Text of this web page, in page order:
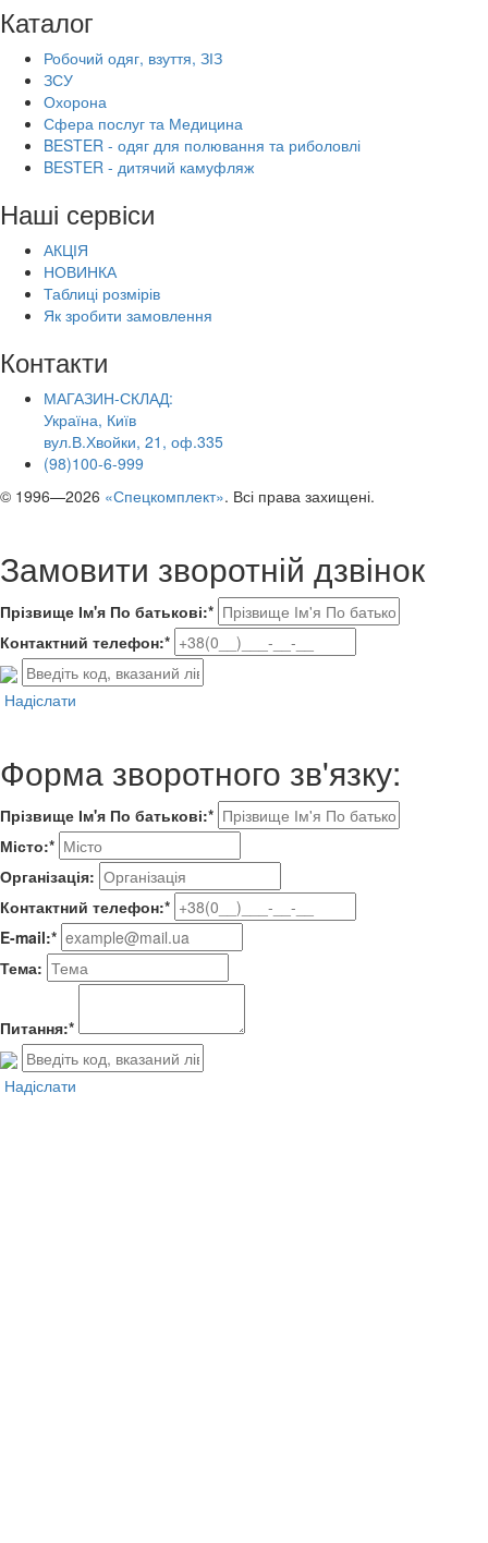
Каталог
Робочий одяг, взуття, ЗІЗ
ЗСУ
Охорона
Сфера послуг та Медицина
BESTER - одяг для полювання та риболовлі
BESTER - дитячий камуфляж
Наші сервіси
АКЦІЯ
НОВИНКА
Таблиці розмірів
Як зробити замовлення
Контакти
МАГАЗИН-СКЛАД:
Україна, Київ
вул.В.Хвойки, 21, оф.335
(98)100-6-999
© 1996—2026 «Спецкомплект». Всі права захищені.
Замовити зворотній дзвінок
Прізвище Ім'я По батькові:*
Контактний телефон:*
Надіслати
Форма зворотного зв'язку:
Прізвище Ім'я По батькові:*
Місто:*
Організація:
Контактний телефон:*
E-mail:*
Тема:
Питання:*
Надіслати